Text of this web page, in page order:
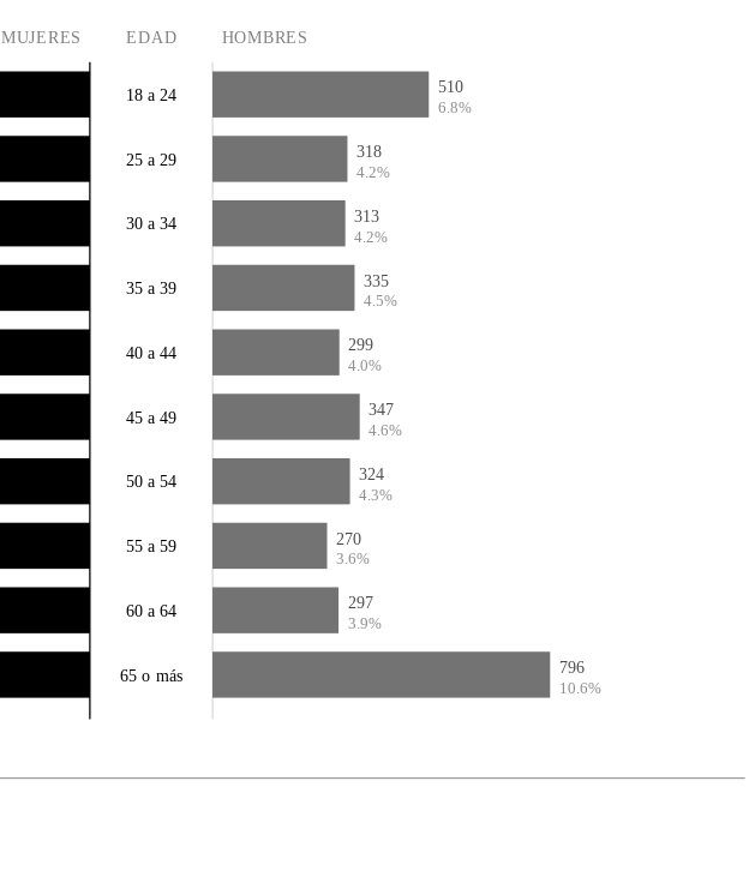
MUJERES EDAD HOMBRES
510
6.8%
18 a 24
318
4.2%
25 a 29
313
4.2%
30 a 34
335
4.5%
35 a 39
299
4.0%
40 a 44
347
4.6%
45 a 49
324
4.3%
50 a 54
270
3.6%
55 a 59
297
3.9%
60 a 64
796
10.6%
65 o más